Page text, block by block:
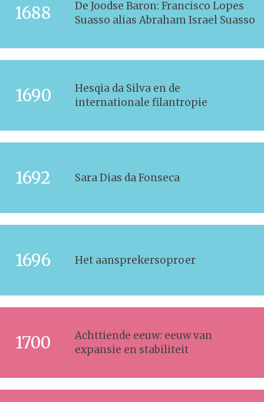
1688
De Joodse Baron: Francisco Lopes
Suasso alias Abraham Israel Suasso
1690
Hesqia da Silva en de
internationale filantropie
1692 Sara Dias da Fonseca
1696 Het aansprekersoproer
1700
Achttiende eeuw: eeuw van
expansie en stabiliteit